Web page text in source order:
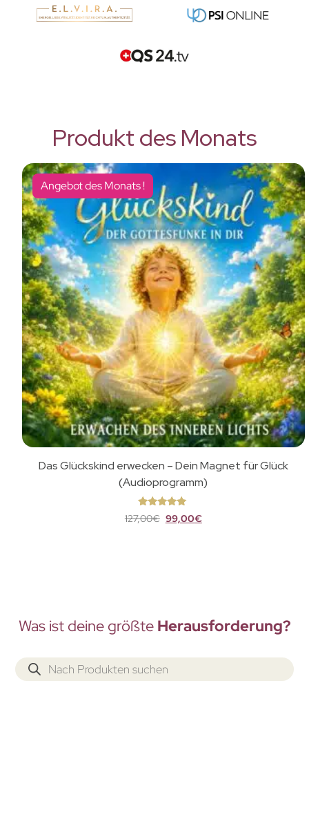
Produkt des Monats
Angebot des Monats !
Das Glückskind erwecken – Dein Magnet für Glück
(Audioprogramm)
Bewertet
mit 5von
127,00€ 99,00€
Was ist deine größte Herausforderung?